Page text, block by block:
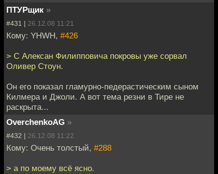
ПТУРщик »
#431 | 26.12.08 11:21
Кому: YHWH, #426
> С Алексан Филипповича покровы уже сорвал
Оливер Стоун.
Он его показал гламурно-педерастическим сыном
Килмера и Джоли. А вот тема резни в Тире не
раскрыта...
OverchenkoAG »
#432 | 26.12.08 11:22
Кому: Очень толстый, #288
> а по моему всё ясно.